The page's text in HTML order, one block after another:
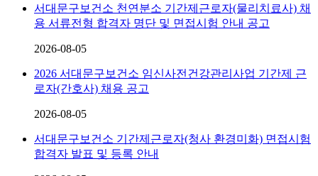
서대문구보건소 천연분소 기간제근로자(물리치료사) 채
용 서류전형 합격자 명단 및 면접시험 안내 공고
2026-08-05
2026 서대문구보건소 임신사전건강관리사업 기간제 근
로자(간호사) 채용 공고
2026-08-05
서대문구보건소 기간제근로자(청사 환경미화) 면접시험
합격자 발표 및 등록 안내